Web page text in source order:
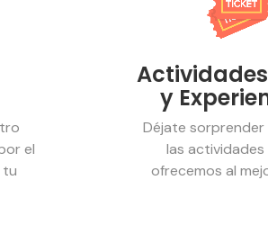
el
tu
y
Déjate
las
ofrecemos al